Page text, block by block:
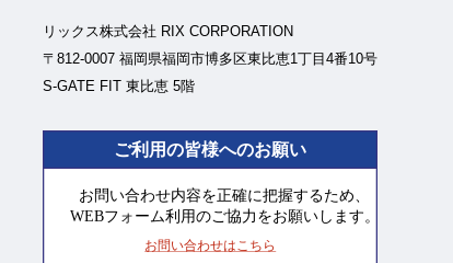
リックス株式会社 RIX CORPORATION
〒812-0007 福岡県福岡市博多区東比恵1丁目4番10号
S-GATE FIT 東比恵 5階